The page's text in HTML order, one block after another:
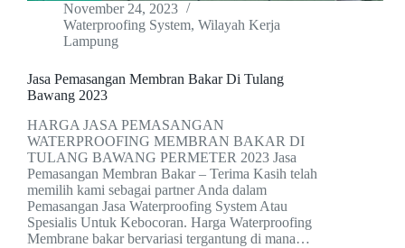
November 24, 2023
Waterproofing System, Wilayah Kerja
Lampung
Jasa Pemasangan Membran Bakar Di Tulang
Bawang 2023
HARGA JASA PEMASANGAN
WATERPROOFING MEMBRAN BAKAR DI
TULANG BAWANG PERMETER 2023 Jasa
Pemasangan Membran Bakar – Terima Kasih telah
memilih kami sebagai partner Anda dalam
Pemasangan Jasa Waterproofing System Atau
Spesialis Untuk Kebocoran. Harga Waterproofing
Membrane bakar bervariasi tergantung di mana…